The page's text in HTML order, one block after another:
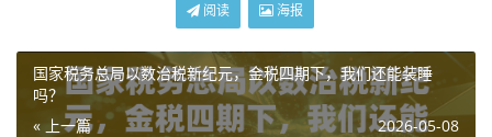
质报表，有时候还得扛着主机（因为怕系统不认盘），在办
我记得特别清楚,大概是2016年的时候，我在烟台帮一家制
造业企业做审计，那是个老国企改制过来的，财务经理是个
阅读 海报
国家税务总局以数治税新纪元，金税四期下，我们还能装睡
吗？
« 上一篇
2026-05-08